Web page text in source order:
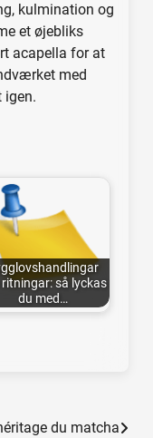
kulmination og
et øjebliks
acapella for at
med
igen.
så lyckas
du med…
du matcha